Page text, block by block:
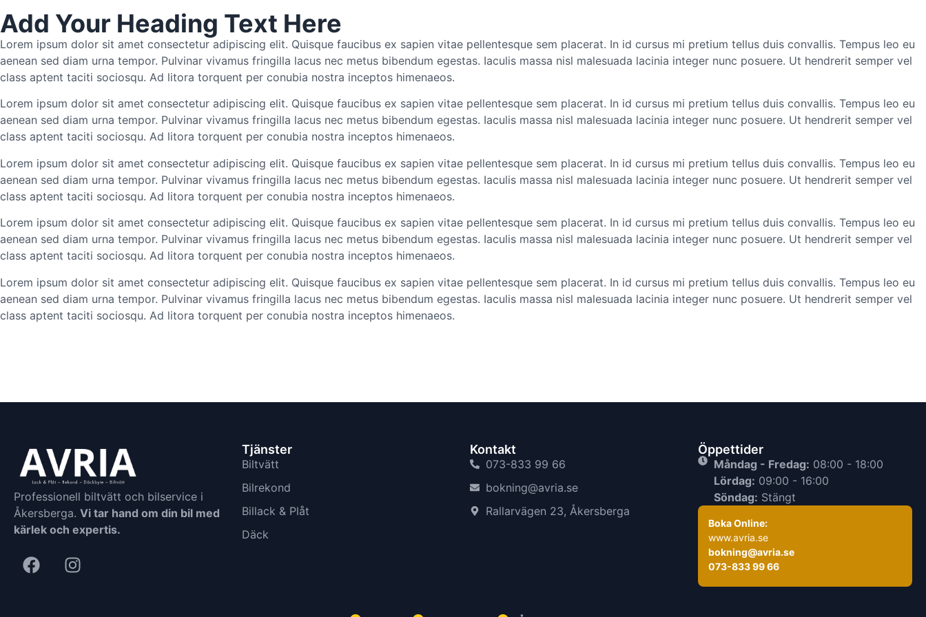
Add Your Heading Text Here
Lorem ipsum dolor sit amet consectetur adipiscing elit. Quisque faucibus ex sapien vitae pellentesque sem placerat. In id cursus mi pretium tellus duis convallis. Tempus leo eu
aenean sed diam urna tempor. Pulvinar vivamus fringilla lacus nec metus bibendum egestas. Iaculis massa nisl malesuada lacinia integer nunc posuere. Ut hendrerit semper vel
class aptent taciti sociosqu. Ad litora torquent per conubia nostra inceptos himenaeos.
Lorem ipsum dolor sit amet consectetur adipiscing elit. Quisque faucibus ex sapien vitae pellentesque sem placerat. In id cursus mi pretium tellus duis convallis. Tempus leo eu
aenean sed diam urna tempor. Pulvinar vivamus fringilla lacus nec metus bibendum egestas. Iaculis massa nisl malesuada lacinia integer nunc posuere. Ut hendrerit semper vel
class aptent taciti sociosqu. Ad litora torquent per conubia nostra inceptos himenaeos.
Lorem ipsum dolor sit amet consectetur adipiscing elit. Quisque faucibus ex sapien vitae pellentesque sem placerat. In id cursus mi pretium tellus duis convallis. Tempus leo eu
aenean sed diam urna tempor. Pulvinar vivamus fringilla lacus nec metus bibendum egestas. Iaculis massa nisl malesuada lacinia integer nunc posuere. Ut hendrerit semper vel
class aptent taciti sociosqu. Ad litora torquent per conubia nostra inceptos himenaeos.
Lorem ipsum dolor sit amet consectetur adipiscing elit. Quisque faucibus ex sapien vitae pellentesque sem placerat. In id cursus mi pretium tellus duis convallis. Tempus leo eu
aenean sed diam urna tempor. Pulvinar vivamus fringilla lacus nec metus bibendum egestas. Iaculis massa nisl malesuada lacinia integer nunc posuere. Ut hendrerit semper vel
class aptent taciti sociosqu. Ad litora torquent per conubia nostra inceptos himenaeos.
Lorem ipsum dolor sit amet consectetur adipiscing elit. Quisque faucibus ex sapien vitae pellentesque sem placerat. In id cursus mi pretium tellus duis convallis. Tempus leo eu
aenean sed diam urna tempor. Pulvinar vivamus fringilla lacus nec metus bibendum egestas. Iaculis massa nisl malesuada lacinia integer nunc posuere. Ut hendrerit semper vel
class aptent taciti sociosqu. Ad litora torquent per conubia nostra inceptos himenaeos.
Professionell biltvätt och bilservice i
Åkersberga. Vi tar hand om din bil med
kärlek och expertis.
Tjänster
Biltvätt
Bilrekond
Billack & Plåt
Däck
Kontakt
073-833 99 66
bokning@avria.se
Rallarvägen 23, Åkersberga
Öppettider
Måndag - Fredag: 08:00 - 18:00
Lördag: 09:00 - 16:00
Söndag: Stängt
Boka Online:
www.avria.se
bokning@avria.se
073-833 99 66